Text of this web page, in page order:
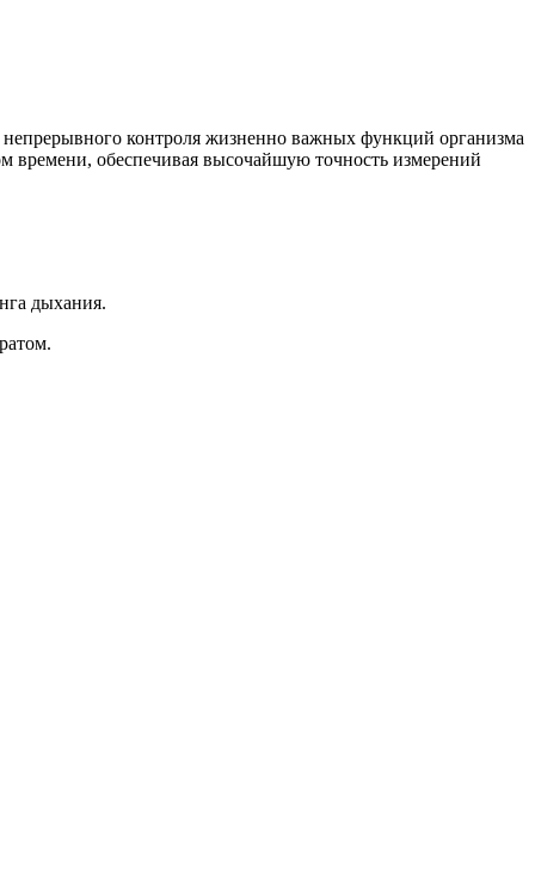
контроля жизненно важных функций организма
времени, обеспечивая высочайшую точность измерений
дыхания.